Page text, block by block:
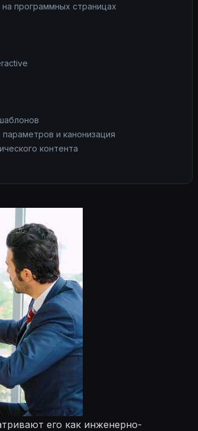
программных страницах
и канонизация
контента
его как инженерно-